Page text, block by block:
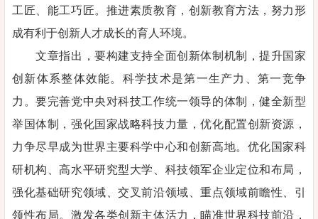
工匠、能工巧匠。推进素质教育，创新教育方法，努力形
成有利于创新人才成长的育人环境。
文章指出，要构建支持全面创新体制机制，提升国家
创新体系整体效能。科学技术是第一生产力、第一竞争
力。要完善党中央对科技工作统一领导的体制，健全新型
举国体制，强化国家战略科技力量，优化配置创新资源，
力争尽早成为世界主要科学中心和创新高地。优化国家科
研机构、高水平研究型大学、科技领军企业定位和布局，
强化基础研究领域、交叉前沿领域、重点领域前瞻性、引
领性布局。激发各类创新主体活力，瞄准世界科技前沿，